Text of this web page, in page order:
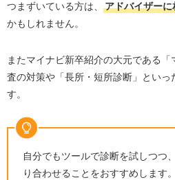
つまずいている方は、
アドバイザー
かもしれません。
またマイナビ新卒紹介の大元である
査の対策や「長所・短所診断」といっ
す。
自分でもツールで診断を試しつつ
り合わせることをおすすめします。